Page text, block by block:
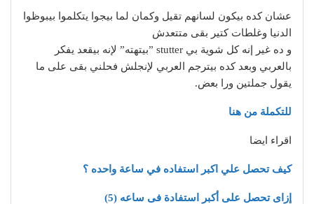
عشان كده بيكون لسانهم تقيل وكمان لما بيجوا يتكلموا بيبوظوا
الدنيا وغلطات كتير بقى متتعدش
و ده غير إنه كل شوية بي stutter ”بيتهته” لإنه بيقعد يفكر
بالعربي وبعد كده بيترجم العربي لإنجلش فحلني بقى على ما
يقول جملتين ورا بعض.
للتكملة من هنا
اقراء ايضا
كيف تحصل علي اكبر استفاده في ساعة واحده ؟
إزاى تحصل على أكبر استفادة فى ساعه (5)